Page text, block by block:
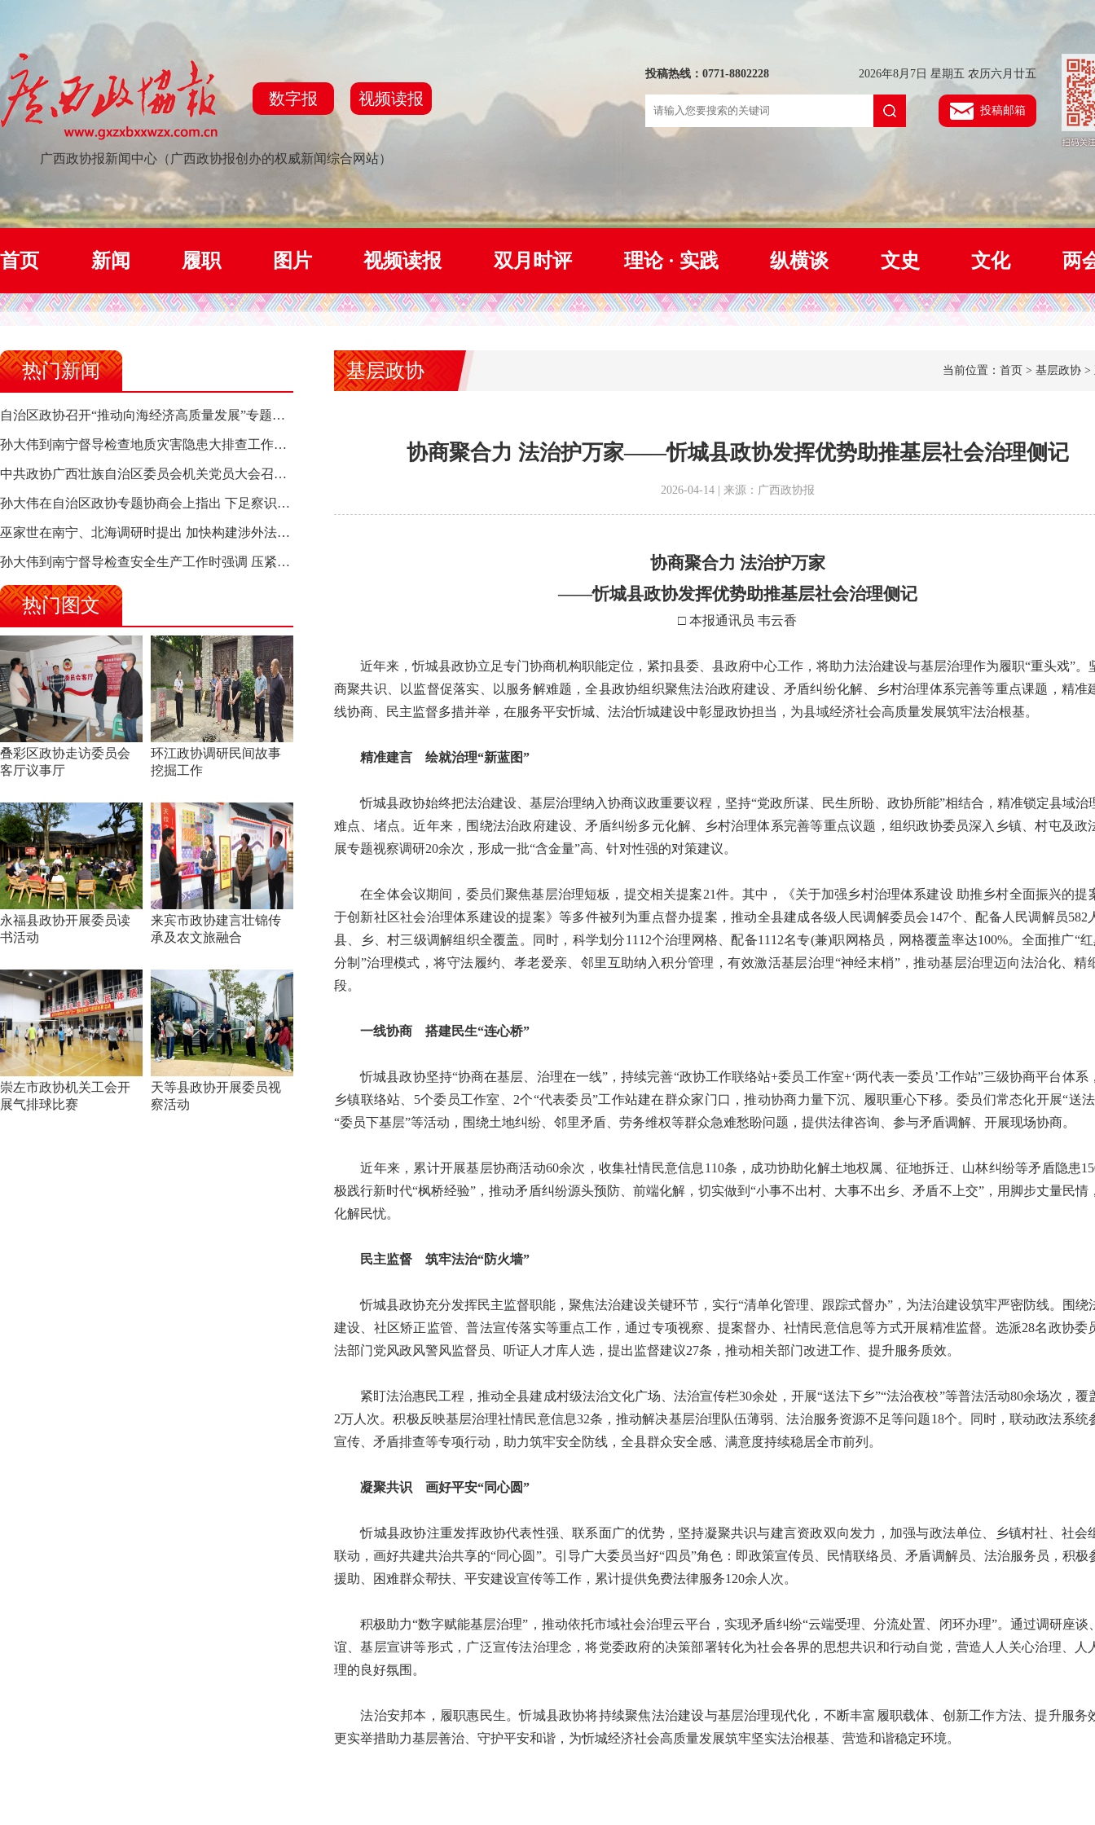
数字报 视频读报
广西政协报新闻中心（广西政协报创办的权威新闻综合网站）
投稿热线：0771-8802228 2026年8月7日 星期五 农历六月廿五
投稿邮箱
首页 新闻 履职 图片 视频读报 双月时评 理论 · 实践 纵横谈 文史 文化 两
热门新闻
自治区政协召开“推动向海经济高质量发展”专题调研座谈会 钱学明出席并讲话
孙大伟到南宁督导检查地质灾害隐患大排查工作时强调 筑牢地质灾害安全防线 全力保障人民群众生命财产安全
中共政协广西壮族自治区委员会机关党员大会召开 选举产生新一届机关党委、机关纪委
孙大伟在自治区政协专题协商会上指出 下足察识谋督之功 恪尽服务大局之责 助推有色金属、关键金属产业高质量发展
巫家世在南宁、北海调研时提出 加快构建涉外法律供给集群 护航向海经济高质量发展
孙大伟到南宁督导检查安全生产工作时强调 压紧压实责任 狠抓隐患整治 坚决筑牢安全生产防线
热门图文
叠彩区政协走访委员会
客厅议事厅
环江政协调研民间故事
挖掘工作
永福县政协开展委员读
书活动
来宾市政协建言壮锦传
承及农文旅融合
崇左市政协机关工会开
展气排球比赛
天等县政协开展委员视
察活动
基层政协 当前位置：首页 > 基层政协 >
协商聚合力 法治护万家——忻城县政协发挥优势助推基层社会治理侧记
2026-04-14 | 来源：广西政协报
协商聚合力 法治护万家
——忻城县政协发挥优势助推基层社会治理侧记
□ 本报通讯员 韦云香
近年来，忻城县政协立足专门协商机构职能定位，紧扣县委、县政府中心工作，将助力法治建设与基层治理作为履职“重头戏”。
商聚共识、以监督促落实、以服务解难题，全县政协组织聚焦法治政府建设、矛盾纠纷化解、乡村治理体系完善等重点课题，精准
线协商、民主监督多措并举，在服务平安忻城、法治忻城建设中彰显政协担当，为县域经济社会高质量发展筑牢法治根基。
精准建言 绘就治理“新蓝图”
忻城县政协始终把法治建设、基层治理纳入协商议政重要议程，坚持“党政所谋、民生所盼、政协所能”相结合，精准锁定县域治
难点、堵点。近年来，围绕法治政府建设、矛盾纠纷多元化解、乡村治理体系完善等重点议题，组织政协委员深入乡镇、村屯及政
展专题视察调研20余次，形成一批“含金量”高、针对性强的对策建议。
在全体会议期间，委员们聚焦基层治理短板，提交相关提案21件。其中，《关于加强乡村治理体系建设 助推乡村全面振兴的提
于创新社区社会治理体系建设的提案》等多件被列为重点督办提案，推动全县建成各级人民调解委员会147个、配备人民调解员582
县、乡、村三级调解组织全覆盖。同时，科学划分1112个治理网格、配备1112名专(兼)职网格员，网格覆盖率达100%。全面推广“
分制”治理模式，将守法履约、孝老爱亲、邻里互助纳入积分管理，有效激活基层治理“神经末梢”，推动基层治理迈向法治化、精
段。
一线协商 搭建民生“连心桥”
忻城县政协坚持“协商在基层、治理在一线”，持续完善“政协工作联络站+委员工作室+‘两代表一委员’工作站”三级协商平台体系
乡镇联络站、5个委员工作室、2个“代表委员”工作站建在群众家门口，推动协商力量下沉、履职重心下移。委员们常态化开展“送
“委员下基层”等活动，围绕土地纠纷、邻里矛盾、劳务维权等群众急难愁盼问题，提供法律咨询、参与矛盾调解、开展现场协商。
近年来，累计开展基层协商活动60余次，收集社情民意信息110条，成功协助化解土地权属、征地拆迁、山林纠纷等矛盾隐患
极践行新时代“枫桥经验”，推动矛盾纠纷源头预防、前端化解，切实做到“小事不出村、大事不出乡、矛盾不上交”，用脚步丈量民情
化解民忧。
民主监督 筑牢法治“防火墙”
忻城县政协充分发挥民主监督职能，聚焦法治建设关键环节，实行“清单化管理、跟踪式督办”，为法治建设筑牢严密防线。围绕
建设、社区矫正监管、普法宣传落实等重点工作，通过专项视察、提案督办、社情民意信息等方式开展精准监督。选派28名政协委
法部门党风政风警风监督员、听证人才库人选，提出监督建议27条，推动相关部门改进工作、提升服务质效。
紧盯法治惠民工程，推动全县建成村级法治文化广场、法治宣传栏30余处，开展“送法下乡”“法治夜校”等普法活动80余场次，覆
2万人次。积极反映基层治理社情民意信息32条，推动解决基层治理队伍薄弱、法治服务资源不足等问题18个。同时，联动政法系统
宣传、矛盾排查等专项行动，助力筑牢安全防线，全县群众安全感、满意度持续稳居全市前列。
凝聚共识 画好平安“同心圆”
忻城县政协注重发挥政协代表性强、联系面广的优势，坚持凝聚共识与建言资政双向发力，加强与政法单位、乡镇村社、社会
联动，画好共建共治共享的“同心圆”。引导广大委员当好“四员”角色：即政策宣传员、民情联络员、矛盾调解员、法治服务员，积极
援助、困难群众帮扶、平安建设宣传等工作，累计提供免费法律服务120余人次。
积极助力“数字赋能基层治理”，推动依托市域社会治理云平台，实现矛盾纠纷“云端受理、分流处置、闭环办理”。通过调研座谈
谊、基层宣讲等形式，广泛宣传法治理念，将党委政府的决策部署转化为社会各界的思想共识和行动自觉，营造人人关心治理、人
理的良好氛围。
法治安邦本，履职惠民生。忻城县政协将持续聚焦法治建设与基层治理现代化，不断丰富履职载体、创新工作方法、提升服务
更实举措助力基层善治、守护平安和谐，为忻城经济社会高质量发展筑牢坚实法治根基、营造和谐稳定环境。